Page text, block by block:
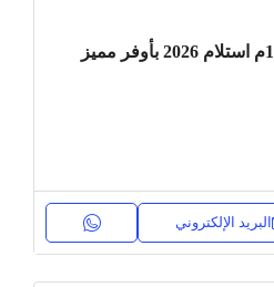
للبيع بمدينة نور شقة 182م استلام 2026 بأوفر مميز
البريد الإلكتروني